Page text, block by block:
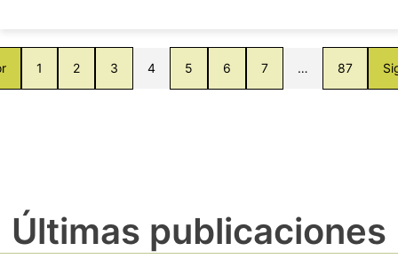
1 2 3 4 5 6 7 … 87
Últimas publicaciones